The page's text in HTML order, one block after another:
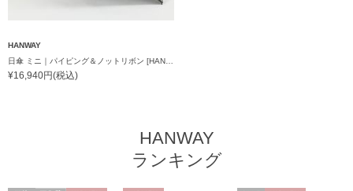
HANWAY
¥16,940円(税込)
HANWAY
ランキング